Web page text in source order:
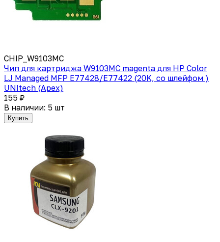
CHIP_W9103MC
Чип для картриджа W9103MC magenta для HP Color
LJ Managed MFP E77428/E77422 (20K, со шлейфом )
UNItech (Apex)
155 ₽
В наличии: 5 шт
Купить